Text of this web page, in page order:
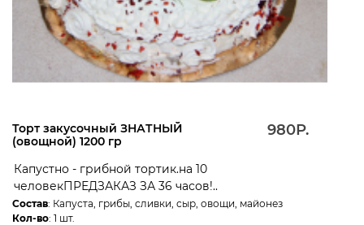
Торт закусочный ЗНАТНЫЙ
(овощной) 1200 гр
980Р.
Капустно - грибной тортик.на 10
человекПРЕДЗАКАЗ ЗА 36 часов!..
Состав: Капуста, грибы, сливки, сыр, овощи, майонез
Кол-во: 1 шт.